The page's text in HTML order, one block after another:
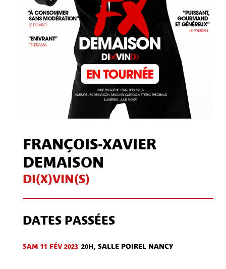
FRANÇOIS-XAVIER
DEMAISON
DI(X)VIN(S)
DATES PASSÉES
SAM 11 FÉV 2023 20H, SALLE POIREL NANCY